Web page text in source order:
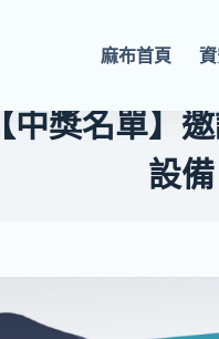
麻布首頁
【中獎名單】
設